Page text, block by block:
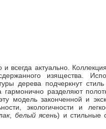
всегда актуально.
изящества.
дерева подчеркнут
гармонично разделяют
модель законченной и
экологичности и
белый ясень) и стильные